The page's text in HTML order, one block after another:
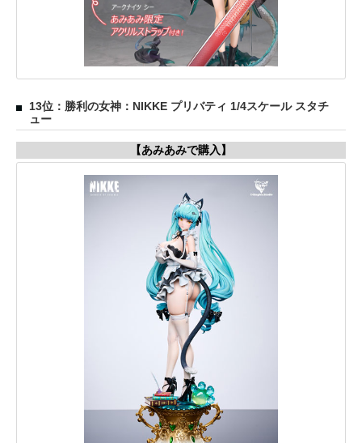
13位：勝利の女神：NIKKE プリバティ 1/4スケール スタチ
ュー
【あみあみで購入】